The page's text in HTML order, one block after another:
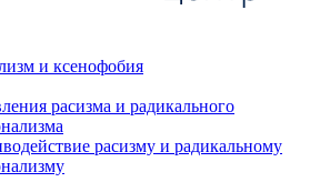
и ксенофобия
расизма и радикального
расизму и радикальному